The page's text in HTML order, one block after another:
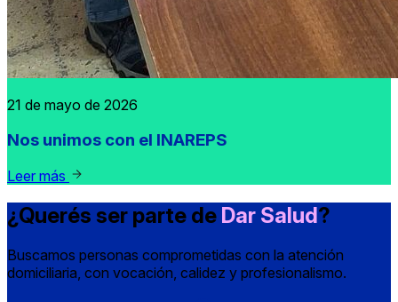
21 de mayo de 2026
Nos unimos con el INAREPS
Leer más
¿Querés ser parte de Dar Salud?
Buscamos personas comprometidas con la atención
domiciliaria, con vocación, calidez y profesionalismo.